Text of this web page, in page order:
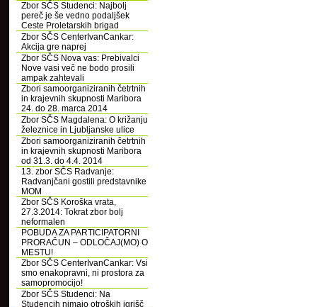
Zbor SČS Studenci: Najbolj
pereč je še vedno podaljšek
Ceste Proletarskih brigad
Zbor SČS CenterIvanCankar:
Akcija gre naprej
Zbor SČS Nova vas: Prebivalci
Nove vasi več ne bodo prosili
ampak zahtevali
Zbori samoorganiziranih četrtnih
in krajevnih skupnosti Maribora
24. do 28. marca 2014
Zbor SČS Magdalena: O križanju
železnice in Ljubljanske ulice
Zbori samoorganiziranih četrtnih
in krajevnih skupnosti Maribora
od 31.3. do 4.4. 2014
13. zbor SČS Radvanje:
Radvanjčani gostili predstavnike
MOM
Zbor SČS Koroška vrata,
27.3.2014: Tokrat zbor bolj
neformalen
POBUDA ZA PARTICIPATORNI
PRORAČUN – ODLOČAJ(MO) O
MESTU!
Zbor SČS CenterIvanCankar: Vsi
smo enakopravni, ni prostora za
samopromocijo!
Zbor SČS Studenci: Na
Studencih nimajo otroških igrišč